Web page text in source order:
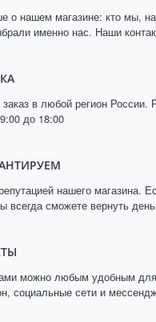
о нашем магазине: кто мы,
именно нас. Наши
в любой регион России.
до 18:00
нашего магазина.
всегда сможете вернуть
можно любым удобным
социальные сети и